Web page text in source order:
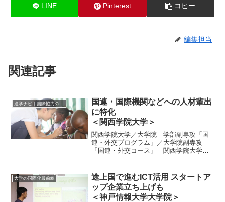
LINE Pinterest コピー
編集担当
関連記事
国連・国際機関などへの人材輩出
に特化
＜関西学院大学＞
関西学院大学／大学院 学部副専攻「国
連・外交プログラム」／大学院副専攻
「国連・外交コース」 関西学院大学大
関職員、外交官として活躍する人材の育
成に特化した副専攻プログラム...
大学の国際化最前線
途上国で進むICT活用 スタートア
ップ企業立ち上げも
＜神戸情報大学大学院＞